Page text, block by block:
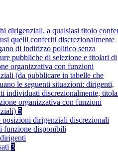
dirigenziali, a qualsiasi titolo
quelli conferiti discrezionalmente
di indirizzo politico senza
pubbliche di selezione e titolari di
organizzativa con funzioni
(da pubblicare in tabelle che
le seguenti situazioni: dirigenti,
individuati discrezionalmente,
organizzativa con funzioni
5
posizioni dirigenziali discrezionali
funzione disponibili
3